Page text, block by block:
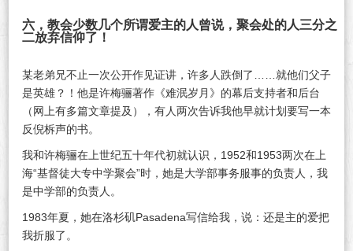
六，教会少数几个所谓爱主的人曾说，聚会处的人三分之
二放弃信仰了！
某老弟兄不止一次公开作见证讲，许多人跌倒了……就他们父子
是英雄？！他是许梅骊著作《难泯岁月》的幕后支持者和后台
（网上有多篇文章提及），有人两次告诉我他早就计划要写一本
反倪柝声的书。
我和许梅骊在上世纪五十年代初就认识，1952和1953两次在上
海“基督徒大专中学聚会”时，她是大学部事务服事的负责人，我
是中学部的负责人。
1983年夏，她在洛杉矶Pasadena写信给我，说：还是主的爱把
我折服了。